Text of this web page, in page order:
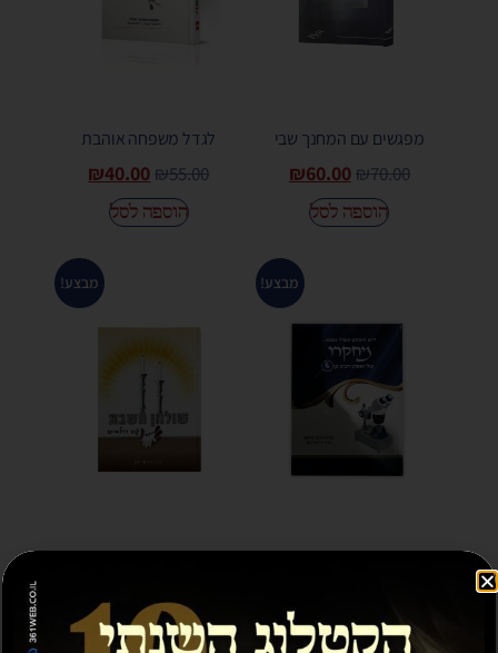
מפגשים עם המחנך שבי
₪70.00
₪60.00
הוספה לסל
לגדל משפחה אוהבת
₪55.00
₪40.00
הוספה לסל
מבצע!
₪ 30.00
₪ 20.00
מבצע!
₪40.00
₪ 35.00